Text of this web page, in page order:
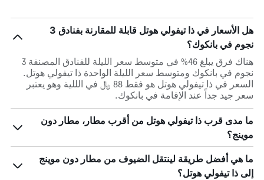
هل الأسعار في ذا تيفولي هوتل قابلة للمقارنة بفنادق 3
نجوم في بانكوك؟
هناك فرق يبلغ 46% في متوسط ​​سعر الليلة للفنادق المصنفة 3
نجوم في بانكوك ومتوسط ​​سعر الليلة الواحدة ذا تيفولي هوتل.
السعر في ذا تيفولي هوتل هو فقط 88 ﷼ في الللية وهو يعتبر
سعر جيد جداً عند الإقامة في بانكوك.
ما مدى قرب ذا تيفولي هوتل من أقرب مطار، مطار دون
موينج؟
ما هي أفضل طريقة لينتقل الضيوف من مطار دون موينج
إلى ذا تيفولي هوتل؟